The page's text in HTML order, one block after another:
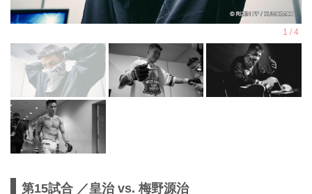
第15試合 ／皇治 vs. 梅野源治